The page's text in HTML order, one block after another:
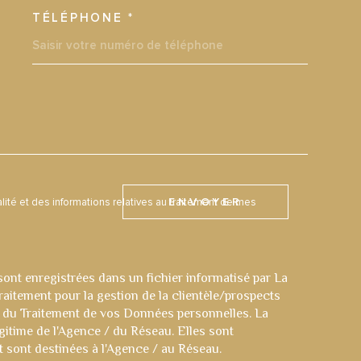
TÉLÉPHONE *
et des informations relatives au traitement de mes
ENVOYER
enregistrées dans un fichier informatisé par La
pour la gestion de la clientèle/prospects
Traitement de vos Données personnelles. La
de l'Agence / du Réseau. Elles sont
destinées à l'Agence / au Réseau.